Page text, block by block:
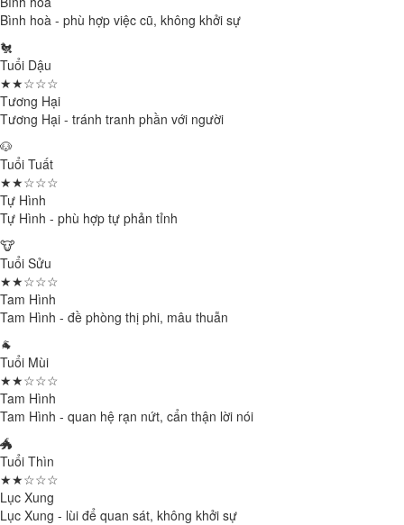
Bình hoà - phù hợp việc cũ, không khởi sự
🐔
Tuổi Dậu
★★☆☆☆
Tương Hại
Tương Hại - tránh tranh phần với người
🐶
Tuổi Tuất
★★☆☆☆
Tự Hình
Tự Hình - phù hợp tự phản tỉnh
🐮
Tuổi Sửu
★★☆☆☆
Tam Hình
Tam Hình - đề phòng thị phi, mâu thuẫn
🐐
Tuổi Mùi
★★☆☆☆
Tam Hình
Tam Hình - quan hệ rạn nứt, cẩn thận lời nói
🐲
Tuổi Thìn
★★☆☆☆
Lục Xung
Lục Xung - lùi để quan sát, không khởi sự